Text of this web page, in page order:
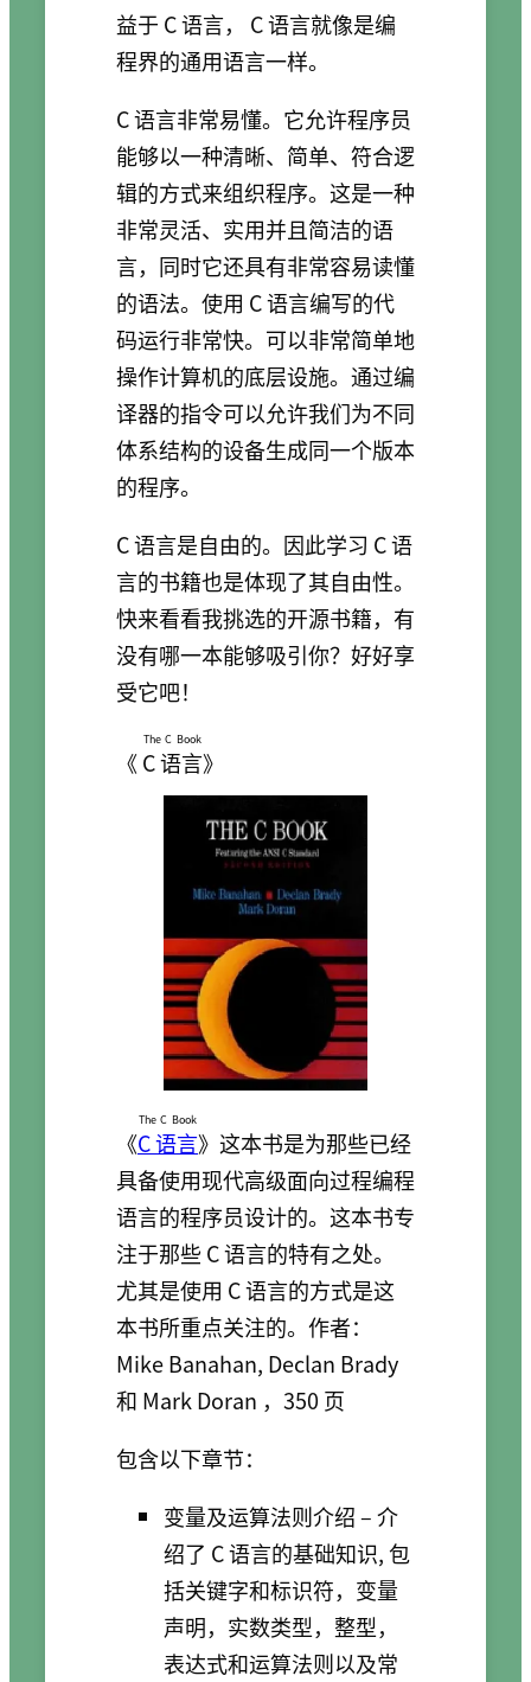
益于 C 语言， C 语言就像是编
程界的通用语言一样。
C 语言非常易懂。它允许程序员
能够以一种清晰、简单、符合逻
辑的方式来组织程序。这是一种
非常灵活、实用并且简洁的语
言，同时它还具有非常容易读懂
的语法。使用 C 语言编写的代
码运行非常快。可以非常简单地
操作计算机的底层设施。通过编
译器的指令可以允许我们为不同
体系结构的设备生成同一个版本
的程序。
C 语言是自由的。因此学习 C 语
言的书籍也是体现了其自由性。
快来看看我挑选的开源书籍，有
没有哪一本能够吸引你？好好享
受它吧！
《C 语言
The C Book
》
《C 语言
The C Book
》这本书是为那些已经
具备使用现代高级面向过程编程
语言的程序员设计的。这本书专
注于那些 C 语言的特有之处。
尤其是使用 C 语言的方式是这
本书所重点关注的。作者：
Mike Banahan, Declan Brady
和 Mark Doran ，350 页
包含以下章节：
变量及运算法则介绍 – 介
绍了 C 语言的基础知识, 包
括关键字和标识符，变量
声明，实数类型，整型，
表达式和运算法则以及常